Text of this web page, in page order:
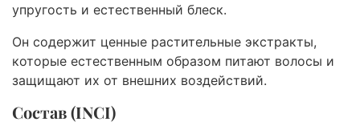
упругость и естественный блеск.
Он содержит ценные растительные экстракты,
которые естественным образом питают волосы и
защищают их от внешних воздействий.
Состав (INCI)